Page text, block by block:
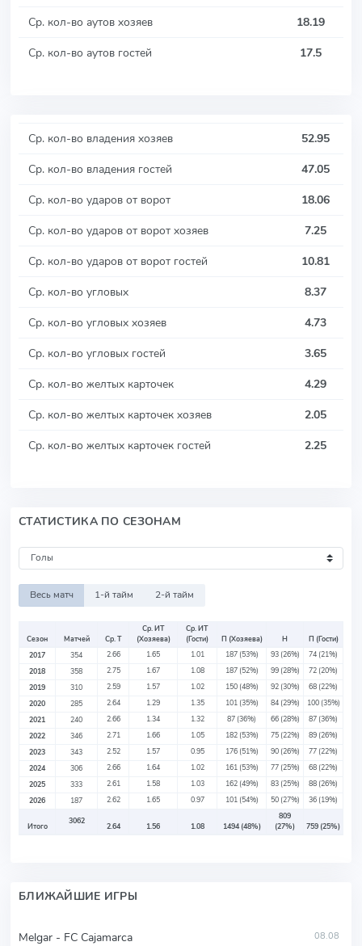
Ср. кол-во аутов хозяев
18.19
Ср. кол-во аутов гостей
17.5
Ср. кол-во владения хозяев
52.95
Ср. кол-во владения гостей
47.05
Ср. кол-во ударов от ворот
18.06
Ср. кол-во ударов от ворот хозяев
7.25
Ср. кол-во ударов от ворот гостей
10.81
Ср. кол-во угловых
8.37
Ср. кол-во угловых хозяев
4.73
Ср. кол-во угловых гостей
3.65
Ср. кол-во желтых карточек
4.29
Ср. кол-во желтых карточек хозяев
2.05
Ср. кол-во желтых карточек гостей
2.25
СТАТИСТИКА ПО СЕЗОНАМ
Весь матч 1-й тайм 2-й тайм
Сезон Матчей Ср. Т
Ср. ИТ
(Хозяева)
Ср. ИТ
(Гости)
П (Хозяева) Н
П (Гости)
2017
354 2.66 1.65 1.01 187 (53%) 93 (26%) 74 (21%)
2018
358 2.75 1.67 1.08 187 (52%) 99 (28%) 72 (20%)
2019
310 2.59 1.57 1.02 150 (48%) 92 (30%) 68 (22%)
2020
285 2.64 1.29 1.35 101 (35%) 84 (29%) 100 (35%)
2021
240 2.66 1.34 1.32 87 (36%) 66 (28%) 87 (36%)
2022
346 2.71 1.66 1.05 182 (53%) 75 (22%) 89 (26%)
2023
343 2.52 1.57 0.95 176 (51%) 90 (26%) 77 (22%)
2024
306 2.66 1.64 1.02 161 (53%) 77 (25%) 68 (22%)
2025
333 2.61 1.58 1.03 162 (49%) 83 (25%) 88 (26%)
2026
187 2.62 1.65 0.97 101 (54%) 50 (27%) 36 (19%)
Итого
3062
2.64 1.56 1.08 1494 (48%)
809
(27%)
759 (25%)
БЛИЖАЙШИЕ ИГРЫ
Melgar - FC Cajamarca 08.08